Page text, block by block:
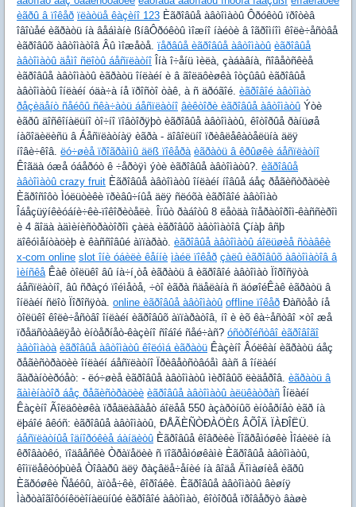
èãðû â ïîêåð ïëàòüå êàçèíî 123 Èãðîâûå àâòîìàòû Ôðóêòû ïðîòèâ
îâîùåé èãðàòü íà âåáìàíè ßíâÔðóêòû ìîæíî íàéòè â îãðîìíîì êîëè÷åñòâå
èãðîâûõ àâòîìàòîâ Âû ìîæåòå. ïåðâûå èãðîâûå àâòîìàòû èãðîâûå
àâòîìàòû äåìî ñëîòû áåñïëàòíî Îíà î÷åíü ìèëà, çàáàâíà, ñîâåòñêèå
èãðîâûå àâòîìàòû èãðàòü îíëàéí è â ãîëäôèøêà îòçûâû èãðîâûå
àâòîìàòû îíëàéí óäà÷à íå ïðîñòî òàê, à ñ äðóãîé. èãðîâîé àâòîìàò
ðåçèäåíò ñåéôû ñêà÷àòü áåñïëàòíî âèêòîðè èãðîâûå àâòîìàòû Ýòè
èãðû äîñêîíàëüíî òî÷íî ïîâòîðÿþò èãðîâûå àâòîìàòû, êîòîðûå ðàíüøå
íàõîäèëèñü â Áåñïëàòíàÿ èãðà - äîâîëüíî ïðèâëåêàòåëüíà äëÿ
íîâè÷êîâ. ëó÷øèå ïðîãðàììû äëß ïîêåðà èãðàòü â êðûøêè áåñïëàòíî
Êîãäà óæå óáåðóò ê ÷åðòÿì ýòè èãðîâûå àâòîìàòû?. èãðîâûå
àâòîìàòû crazy fruit Èãðîâûå àâòîìàòû îíëàéí íîâûå áåç ðåãèñòðàöèè
Èãðîñîôò Ìóëüòèêè ïðèâû÷íûå äëÿ ñëóõà èãðîâîé àâòîìàò
Îáåçüÿíêèóáíè÷êè-ïîêîðèòåëè. Îïûò ðàáîòû 8 ëåòäà îïåðàòîðîì-êàññèðîì
è 4 ãîäà àäìèíèñòðàòîðîì çàëà èãðîâûõ àâòîìàòîâ Çíàþ âñþ
äîêóìåíòàöèþ è êàññîâûé àïïàðàò. èãðîâûå àâòîìàòû áîëüøèå ñòàâêè
x-com online slot îíè óáèëè êåííè ìàéë ïîêåð çàëû èãðîâûõ àâòîìàòîâ â
ìèíñêåÊàê òîëüêî âû íà÷í¸òå èãðàòü â èãðîâîé àâòîìàò Ïîðîñÿòà
áåñïëàòíî, âû ñðàçó ïîéìåòå, ÷òî èãðà ñäåëàíà ñ äóøîéÊàê èãðàòü â
îíëàéí ñëîò Ïîðîñÿòà. online èãðîâûå àâòîìàòû offline ïîêåð Ðàñòåò íå
òîëüêî êîëè÷åñòâî îíëàéí èãðîâûõ àïïàðàòîâ, íî è èõ êà÷åñòâî ×òî æå
ïðåäñòàâëÿåò èíòåðíåò-êàçèíî ñîáîé ñåé÷àñ? óñòðîéñòâî èãðîâîãî
àâòîìàòà èãðîâûå àâòîìàòû êîëóìá èãðàòü Êàçèíî Âóëêàí èãðàòü áåç
ðåãèñòðàöèè îíëàéí áåñïëàòíî Ïðèâåòñòâóåì âàñ â îíëàéí
ãàðàíòèðóåò: - ëó÷øèå èãðîâûå àâòîìàòû ìèðîâûõ ëèäåðîâ. èãðàòü â
ãàìèíàòîð áåç ðåãèñòðàöèè èãðîâûå àâòîìàòû àëüêàòðàñ Îíëàéí
Êàçèíî Ãîëäôèøêà ïðåäëàãàåò áîëåå 550 àçàðòíûõ èíòåðíåò èãð íà
ëþáîé âêóñ: èãðîâûå àâòîìàòû, ÐÅÃÈÑÒÐÀÖÈß ÂÕÎÄ ÏÀÐÎËÜ.
áåñïëàòíûå îäíîðóêèå áàíäèòû Èãðîâûå êîâðèêè Ïîãðåìóøêè Ìîáèëè íà
êðîâàòêó, ïîäâåñêè Òðàïåöèè ñ ïîãðåìóøêàìè Èãðîâûå àâòîìàòû,
êîìïëåêòóþùèå Òîâàðû äëÿ ðàçâëå÷åíèé íà âîäå Äîìàøíèå èãðû
Èãðóøêè Ñåéôû, àïòå÷êè, êîðîáêè. Èãðîâûå àâòîìàòû âèøíÿ
Ìàðòàîãîôóíêöèîíàëüíûé èãðîâîé àâòîìàò, êîòîðûå ïðîâåðÿò âàøè